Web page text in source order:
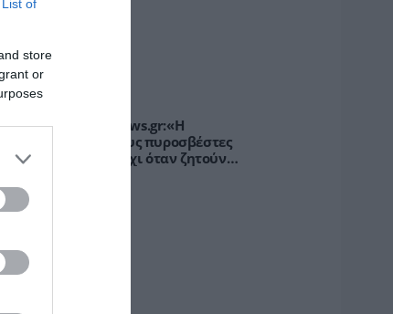
List of
store
or
pagenews.gr:«Η
θυμάται τους πυροσβέστες
τους λέει ήρωες–όχι όταν ζητούν